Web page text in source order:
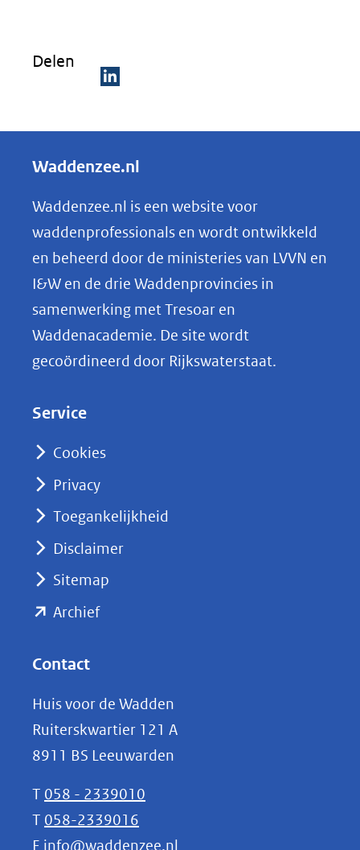
Delen
e
e
n
o
p
k
e
nieuw
naar
Waddenzee.nl
Waddenzee.nl is een website voor
waddenprofessionals en wordt ontwikkeld
en beheerd door de ministeries van LVVN en
I&W en de drie Waddenprovincies in
samenwerking met Tresoar en
Waddenacademie. De site wordt
gecoördineerd door Rijkswaterstaat.
Service
Cookies
Privacy
Toegankelijkheid
Disclaimer
Sitemap
Archief(opent
(verwijst
naar
een
andere
website)
Contact
Huis voor de Wadden
Ruiterskwartier 121 A
8911 BS Leeuwarden
T 058 - 2339010
T 058-2339016
E info@waddenzee.nl